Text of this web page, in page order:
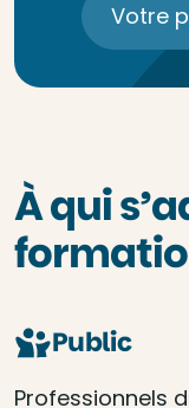
Votre
À qui
Public
Professionnels